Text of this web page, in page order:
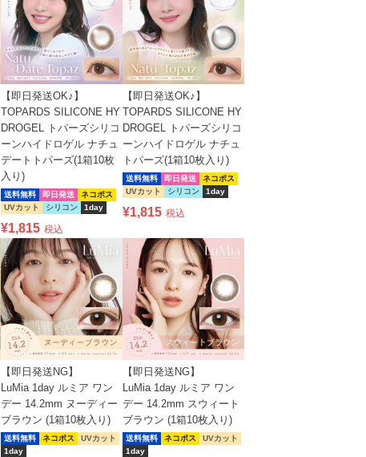
【即日発送OK♪】
TOPARDS SILICONE HY
DROGEL トパーズシリコ
ーンハイドロゲル ナチュ
デートトパーズ(1箱10枚
入り)
送料無料 即日発送
ネコポス
UVカット
シリコン 1day
¥1,815 税込
【即日発送OK♪】
TOPARDS SILICONE HY
DROGEL トパーズシリコ
ーンハイドロゲル ナチュ
トパーズ(1箱10枚入り)
送料無料 即日発送
ネコポス
UVカット
シリコン 1day
¥1,815 税込
【即日発送NG】
LuMia 1day ルミア ワン
デー 14.2mm ヌーディー
ブラウン (1箱10枚入り)
送料無料 ネコポス
UVカット
1day
【即日発送NG】
LuMia 1day ルミア ワン
デー 14.2mm スウィート
ブラウン (1箱10枚入り)
送料無料 ネコポス
UVカット
1day